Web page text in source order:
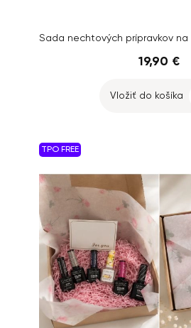
19,90 €
Vložiť do košíka
TPO FREE